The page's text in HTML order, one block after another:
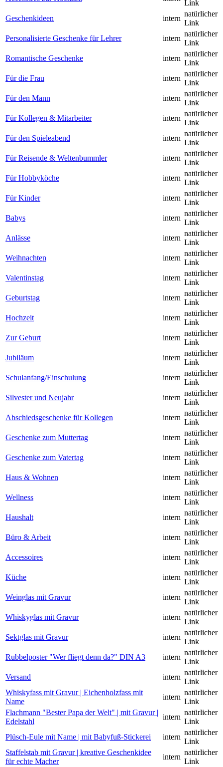
Link
Geschenkideen
intern
natürlicher
Link
Personalisierte Geschenke für Lehrer
intern
natürlicher
Link
Romantische Geschenke
intern
natürlicher
Link
Für die Frau
intern
natürlicher
Link
Für den Mann
intern
natürlicher
Link
Für Kollegen & Mitarbeiter
intern
natürlicher
Link
Für den Spieleabend
intern
natürlicher
Link
Für Reisende & Weltenbummler
intern
natürlicher
Link
Für Hobbyköche
intern
natürlicher
Link
Für Kinder
intern
natürlicher
Link
Babys
intern
natürlicher
Link
Anlässe
intern
natürlicher
Link
Weihnachten
intern
natürlicher
Link
Valentinstag
intern
natürlicher
Link
Geburtstag
intern
natürlicher
Link
Hochzeit
intern
natürlicher
Link
Zur Geburt
intern
natürlicher
Link
Jubiläum
intern
natürlicher
Link
Schulanfang/Einschulung
intern
natürlicher
Link
Silvester und Neujahr
intern
natürlicher
Link
Abschiedsgeschenke für Kollegen
intern
natürlicher
Link
Geschenke zum Muttertag
intern
natürlicher
Link
Geschenke zum Vatertag
intern
natürlicher
Link
Haus & Wohnen
intern
natürlicher
Link
Wellness
intern
natürlicher
Link
Haushalt
intern
natürlicher
Link
Büro & Arbeit
intern
natürlicher
Link
Accessoires
intern
natürlicher
Link
Küche
intern
natürlicher
Link
Weinglas mit Gravur
intern
natürlicher
Link
Whiskyglas mit Gravur
intern
natürlicher
Link
Sektglas mit Gravur
intern
natürlicher
Link
Rubbelposter "Wer fliegt denn da?" DIN A3
intern
natürlicher
Link
Versand
intern
natürlicher
Link
Whiskyfass mit Gravur | Eichenholzfass mit
Name
intern
natürlicher
Link
Flachmann "Bester Papa der Welt" | mit Gravur |
Edelstahl
intern
natürlicher
Link
Plüsch-Eule mit Name | mit Babyfuß-Stickerei
intern
natürlicher
Link
Staffelstab mit Gravur | kreative Geschenkidee
für echte Macher
intern
natürlicher
Link